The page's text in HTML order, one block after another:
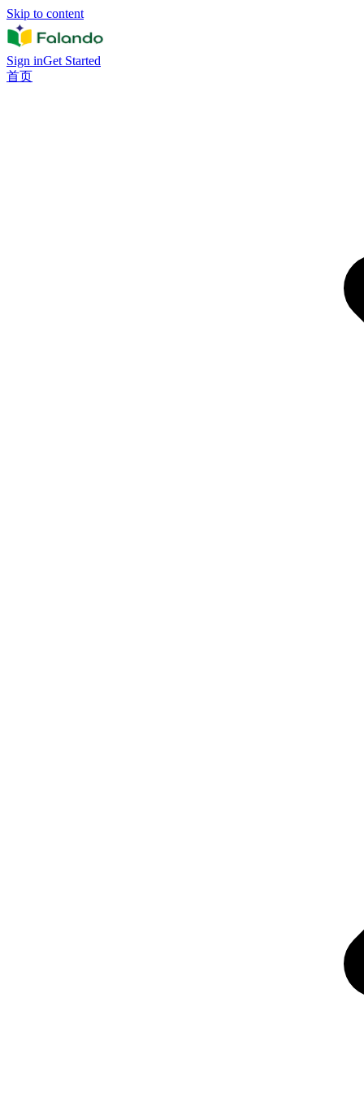
Skip to content
Sign inGet Started
首页